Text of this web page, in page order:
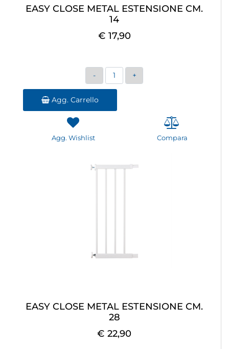
EASY CLOSE METAL ESTENSIONE CM.
14
€ 17,90
Quantità
Agg. Carrello
Agg. Wishlist Compara
EASY CLOSE METAL ESTENSIONE CM.
28
€ 22,90